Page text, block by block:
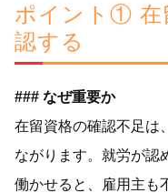
ポイント① 在
認する
### なぜ重要か
在留資格の確認不足は
ながります。就労が認
働かせると、雇用主も